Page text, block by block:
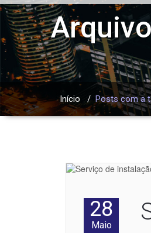
Início / Posts com a
28
Maio